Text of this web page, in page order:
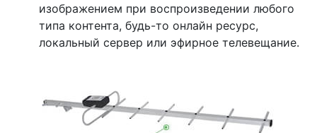
изображением при воспроизведении любого
типа контента, будь-то онлайн ресурс,
локальный сервер или эфирное телевещание.